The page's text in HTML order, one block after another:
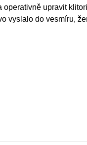
operativně upravit
vyslalo do vesmíru,